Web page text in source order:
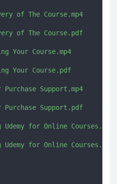
of The Course.mp4
of The Course.pdf
Your Course.mp4
Your Course.pdf
Purchase Support.mp4
Purchase Support.pdf
Udemy for Online Courses.mp4
Udemy for Online Courses.pdf